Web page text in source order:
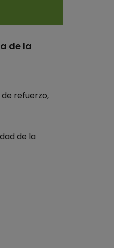
de la
refuerzo,
de la